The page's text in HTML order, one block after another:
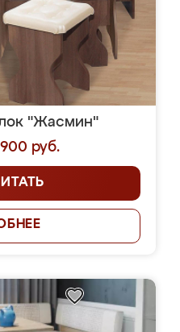
"Жасмин"
руб.